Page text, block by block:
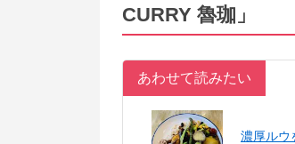
CURRY 魯珈」
あわせて読みたい
濃厚ルウ